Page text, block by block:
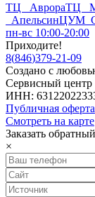
ТЦ АврораТЦ
АпельсинЦУМ
пн-вс 10:00-20:00
Приходите!
8(846)379-21-09
Создано с
Сервисный
ИНН:
Публичная оферта
Смотреть на карте
Заказать
×